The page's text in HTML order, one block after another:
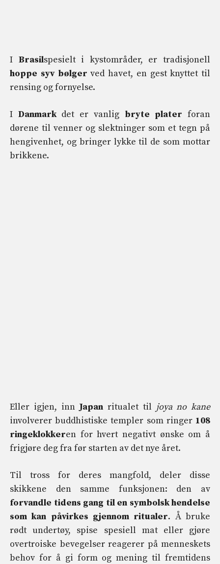
I Brasilspesielt i kystområder, er tradisjonell
hoppe syv bølger ved havet, en gest knyttet til
rensing og fornyelse.
I Danmarkdet er vanlig bryte plater foran
dørene til venner og slektninger som et tegn på
hengivenhet, og bringer lykke til de som mottar
brikkene.
Eller igjen, inn Japan ritualet til joya no kane
involverer buddhistiske templer som ringer 108
ringeklokkeren for hvert negativt ønske om å
frigjøre deg fra før starten av det nye året.
Til tross for deres mangfold, deler disse
skikkene den samme funksjonen: den av
forvandle tidens gang til en symbolsk hendelse
som kan påvirkes gjennom ritualer. Å bruke
rødt undertøy, spise spesiell mat eller gjøre
overtroiske bevegelser reagerer på menneskets
behov for å gi form og mening til fremtidens